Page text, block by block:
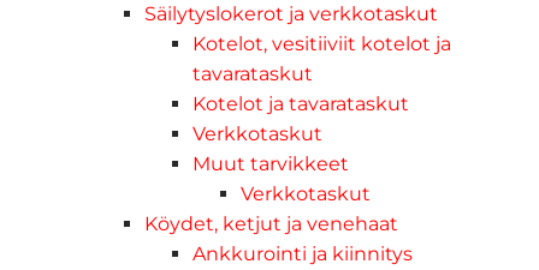
Säilytyslokerot ja verkkotaskut
Kotelot, vesitiiviit kotelot ja
tavarataskut
Kotelot ja tavarataskut
Verkkotaskut
Muut tarvikkeet
Verkkotaskut
Köydet, ketjut ja venehaat
Ankkurointi ja kiinnitys